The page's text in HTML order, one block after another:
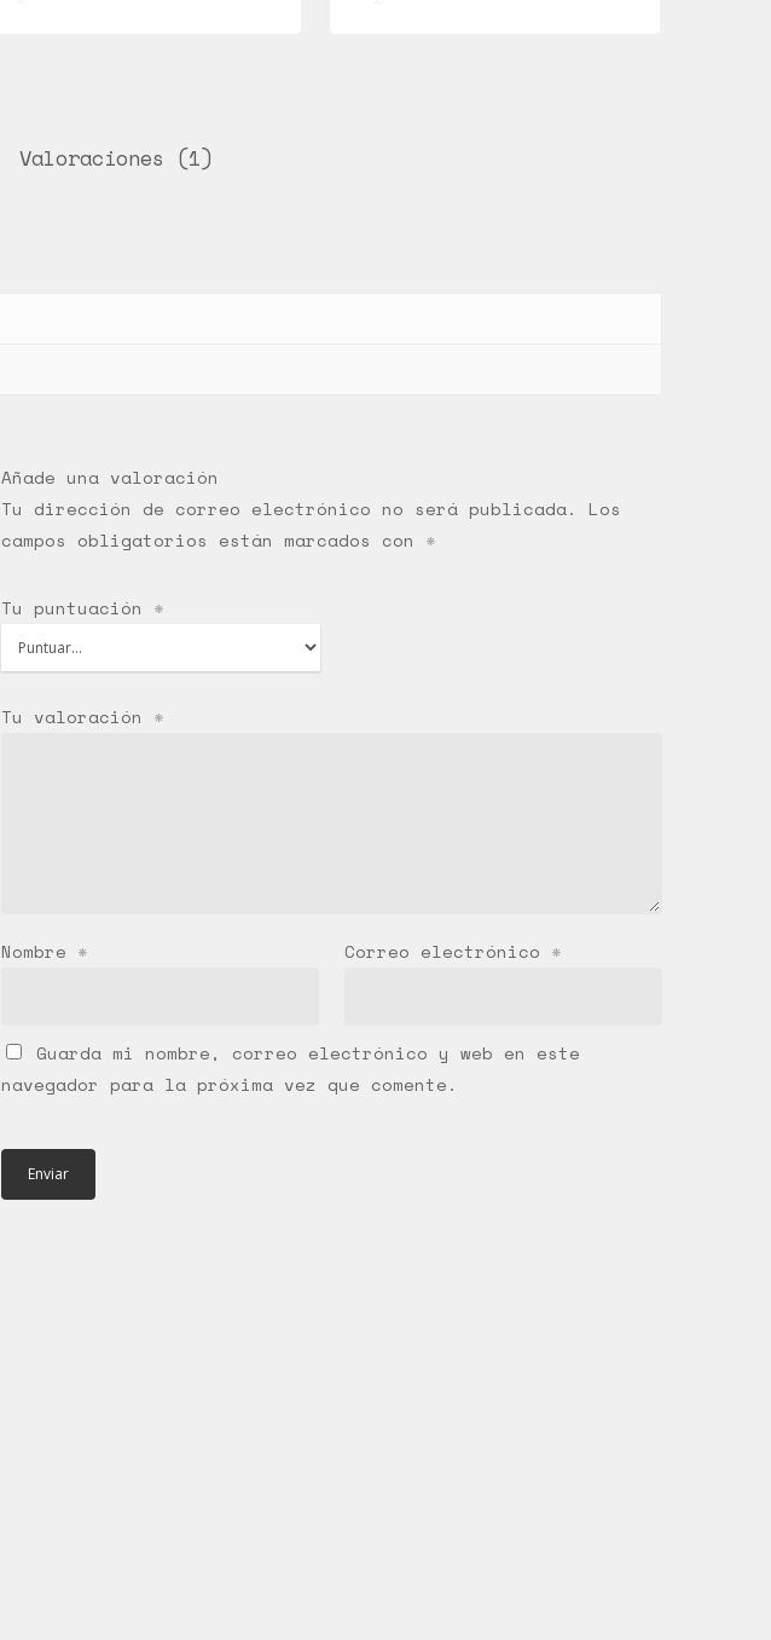
Valoraciones (1)
Añade una valoración
Tu dirección de correo electrónico no será publicada.
Los
campos obligatorios están marcados con *
Tu puntuación *
Tu valoración *
Nombre * Correo electrónico *
Guarda mi nombre, correo electrónico y web en este
navegador para la próxima vez que comente.